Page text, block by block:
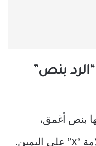
بنص”
بنص أغمق،
وستحتوي على زر دائري به علامة “X” على اليمين.